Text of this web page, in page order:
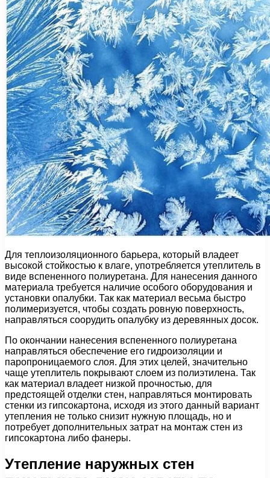
Для теплоизоляционного барьера, который владеет
высокой стойкостью к влаге, употребляется утеплитель в
виде вспененного полиуретана. Для нанесения данного
материала требуется наличие особого оборудования и
установки опалубки. Так как материал весьма быстро
полимеризуется, чтобы создать ровную поверхность,
направляться соорудить опалубку из деревянных досок.
По окончании нанесения вспененного полиуретана
направляться обеспечение его гидроизоляции и
паропроницаемого слоя. Для этих целей, значительно
чаще утеплитель покрывают слоем из полиэтилена. Так
как материал владеет низкой прочностью, для
предстоящей отделки стен, направляться монтировать
стенки из гипсокартона, исходя из этого данный вариант
утепления не только снизит нужную площадь, но и
потребует дополнительных затрат на монтаж стен из
гипсокартона либо фанеры.
Утепление наружных стен